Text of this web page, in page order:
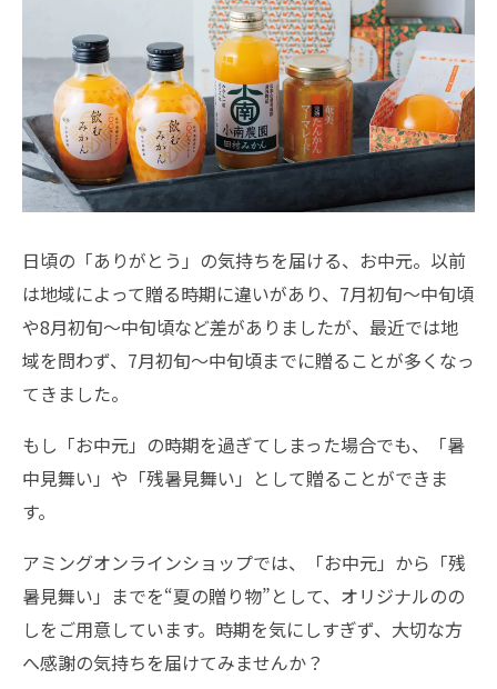
日頃の「ありがとう」の気持ちを届ける、お中元。以前
は地域によって贈る時期に違いがあり、7月初旬〜中旬頃
や8月初旬〜中旬頃など差がありましたが、最近では地
域を問わず、7月初旬〜中旬頃までに贈ることが多くなっ
てきました。
もし「お中元」の時期を過ぎてしまった場合でも、「暑
中見舞い」や「残暑見舞い」として贈ることができま
す。
アミングオンラインショップでは、「お中元」から「残
暑見舞い」までを“夏の贈り物”として、オリジナルのの
しをご用意しています。時期を気にしすぎず、大切な方
へ感謝の気持ちを届けてみませんか？